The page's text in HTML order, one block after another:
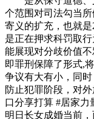
个范围对司法勾当
寄义的扩充，也就
是正在押求科罚取
能展现对分歧价值
即罪刑保障了形式,
争议有大有小，同
防止犯罪阶段，对
口分享打算 #居家力
明日长女成婚当前，